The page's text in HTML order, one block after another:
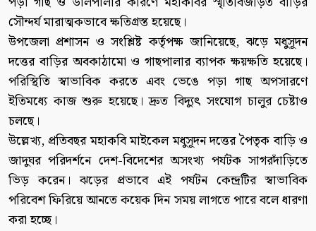
সৌন্দর্য মারাত্মকভাবে ক্ষতিগ্রস্ত হয়েছে।
উপজেলা প্রশাসন ও সংশ্লিষ্ট কর্তৃপক্ষ জানিয়েছে, ঝড়ে মধুসূদন
দত্তের বাড়ির অবকাঠামো ও গাছপালার ব্যাপক ক্ষয়ক্ষতি হয়েছে।
পরিস্থিতি স্বাভাবিক করতে এবং ভেঙে পড়া গাছ অপসারণে
ইতিমধ্যে কাজ শুরু হয়েছে। দ্রুত বিদ্যুৎ সংযোগ চালুর চেষ্টাও
চলছে।
উল্লেখ্য, প্রতিবছর মহাকবি মাইকেল মধুসূদন দত্তের পৈতৃক বাড়ি ও
জাদুঘর পরিদর্শনে দেশ-বিদেশের অসংখ্য পর্যটক সাগরদাঁড়িতে
ভিড় করেন। ঝড়ের প্রভাবে এই পর্যটন কেন্দ্রটির স্বাভাবিক
পরিবেশ ফিরিয়ে আনতে কয়েক দিন সময় লাগতে পারে বলে ধারণা
করা হচ্ছে।